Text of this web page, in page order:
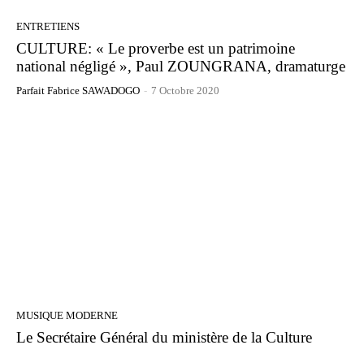
ENTRETIENS
CULTURE: « Le proverbe est un patrimoine
national négligé », Paul ZOUNGRANA, dramaturge
Parfait Fabrice SAWADOGO - 7 Octobre 2020
MUSIQUE MODERNE
Le Secrétaire Général du ministère de la Culture